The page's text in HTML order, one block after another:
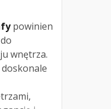
powinien
wnętrza.
doskonale